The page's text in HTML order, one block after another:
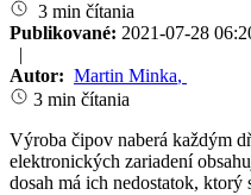
3 min čítania
Publikované: 2021-07-28
|
Autor: Martin Minka,
3 min čítania
Výroba čipov naberá každým
elektronických zariadení
dosah má ich nedostatok,